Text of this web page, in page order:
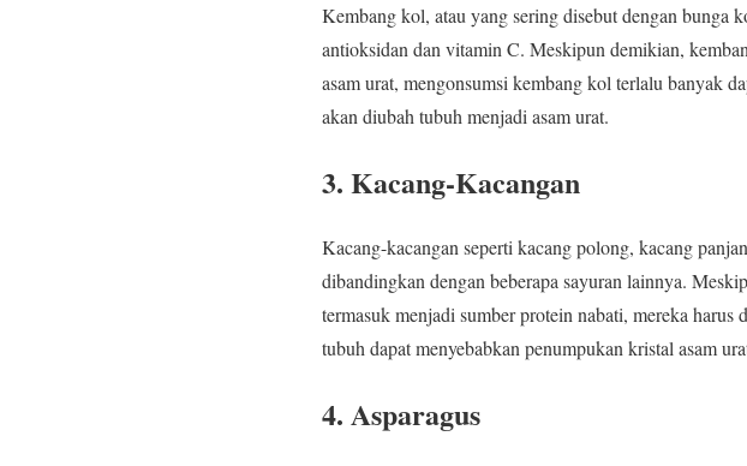
Kembang kol, atau yang sering disebut dengan bunga
antioksidan dan vitamin C. Meskipun demikian,
asam urat, mengonsumsi kembang kol terlalu banyak
akan diubah tubuh menjadi asam urat.
3. Kacang-Kacangan
Kacang-kacangan seperti kacang polong, kacang
dibandingkan dengan beberapa sayuran lainnya.
termasuk menjadi sumber protein nabati, mereka
tubuh dapat menyebabkan penumpukan kristal asam
4. Asparagus